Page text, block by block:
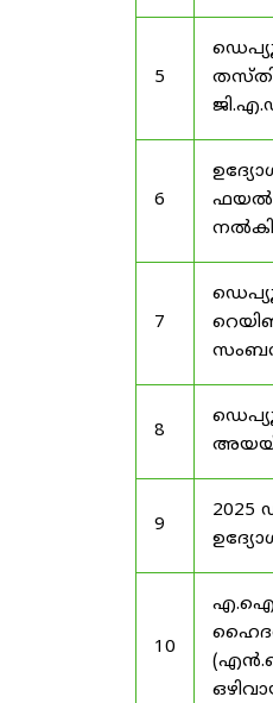
5
6
ഫയൽ
7
8
9
10